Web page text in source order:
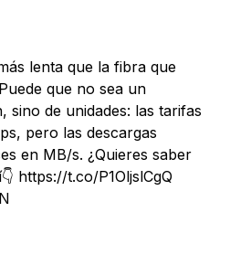
lenta que la fibra que
que no sea un
sino de unidades: las tarifas
pero las descargas
en MB/s. ¿Quieres saber
https://t.co/P1OljslCgQ